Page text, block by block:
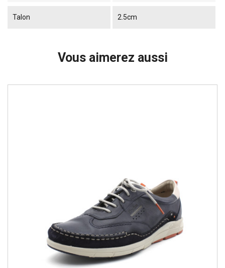
Talon 2.5cm
Vous aimerez aussi